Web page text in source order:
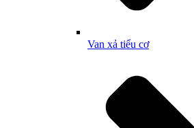
Van xả tiểu cơ